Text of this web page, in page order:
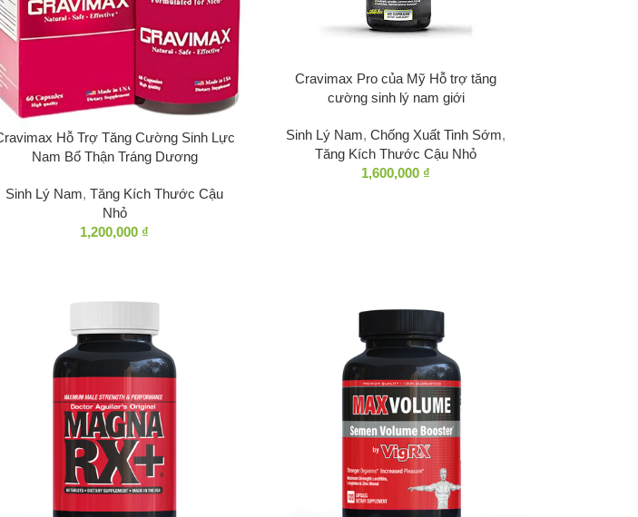
Proloonging Delay Spray
TĂNG KÍCH THƯỚC CẬU
NHỎ
Cravimax Pro
XỊT KÉO DÀI THỜI GIAN
Proloonging Delay Spray
Hỗ Trợ Tăng Cường Sinh Lực
Nam Bổ Thận Tráng Dương
Sinh Lý Nam,Tăng Kích Thước Cậu
Nhỏ
1,200,000 ₫
Cravimax Pro của Mỹ Hỗ trợ tăng
cường sinh lý nam giới
Sinh Lý Nam,Chống Xuất Tinh Sớm,
Tăng Kích Thước Cậu Nhỏ
1,600,000 ₫